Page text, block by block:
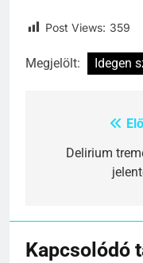
Post Views: 359
Megjelölt: Idegen
Bejegyzés
navigáció
Delirium
Kapcsolódó